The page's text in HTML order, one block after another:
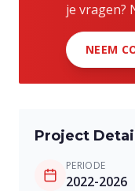
je vragen?
NEEM
Project
PERIODE
2022-2026